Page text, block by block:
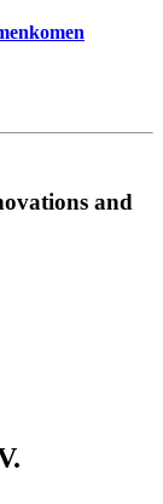
and